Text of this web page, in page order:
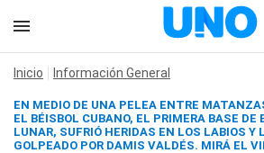
Inicio Información General
EN MEDIO DE UNA PELEA ENTRE
EL BÉISBOL CUBANO, EL PRIMERA BASE DE
LUNAR, SUFRIÓ HERIDAS EN LOS LABIOS Y
GOLPEADO POR DAMIS VALDÉS. MIRÁ EL